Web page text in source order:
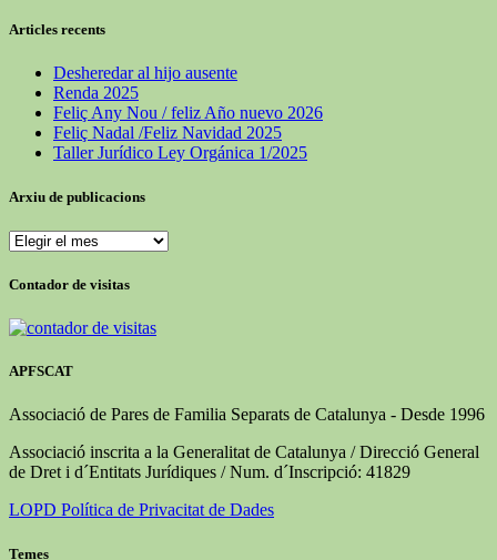
Articles recents
Desheredar al hijo ausente
Renda 2025
Feliç Any Nou / feliz Año nuevo 2026
Feliç Nadal /Feliz Navidad 2025
Taller Jurídico Ley Orgánica 1/2025
Arxiu de publicacions
Arxiu
publicacions
Contador de visitas
APFSCAT
Associació de Pares de Familia Separats de Catalunya - Desde 1996
Associació inscrita a la Generalitat de Catalunya / Direcció General
de Dret i d´Entitats Jurídiques / Num. d´Inscripció: 41829
LOPD Política de Privacitat de Dades
Temes